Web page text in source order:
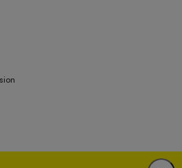
des syndicats, des producteurs et des